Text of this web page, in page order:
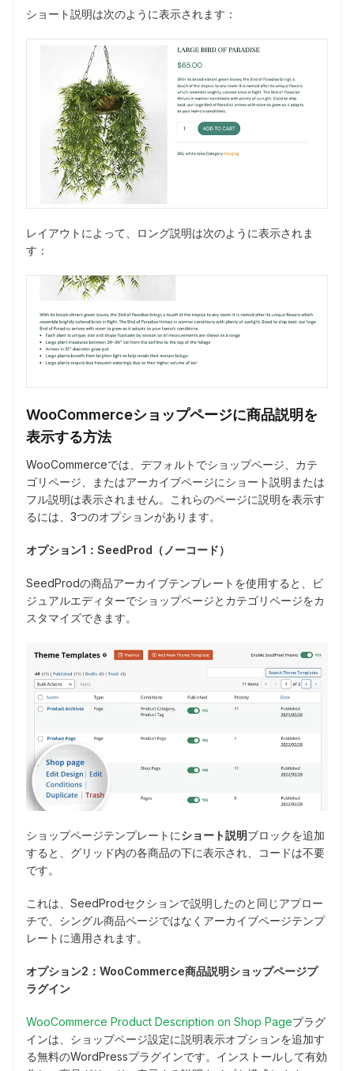
ショート説明は次のように表示されます：
レイアウトによって、ロング説明は次のように表示されま
す：
WooCommerceショップページに商品説明を
表示する方法
WooCommerceでは、デフォルトでショップページ、カテ
ゴリページ、またはアーカイブページにショート説明または
フル説明は表示されません。これらのページに説明を表示す
るには、3つのオプションがあります。
オプション1：SeedProd（ノーコード）
SeedProdの商品アーカイブテンプレートを使用すると、ビ
ジュアルエディターでショップページとカテゴリページをカ
スタマイズできます。
ショップページテンプレートにショート説明ブロックを追加
すると、グリッド内の各商品の下に表示され、コードは不要
です。
これは、SeedProdセクションで説明したのと同じアプロー
チで、シングル商品ページではなくアーカイブページテンプ
レートに適用されます。
オプション2：WooCommerce商品説明ショップページプ
ラグイン
WooCommerce Product Description on Shop Pageプラグ
インは、ショップページ設定に説明表示オプションを追加す
る無料のWordPressプラグインです。インストールして有効